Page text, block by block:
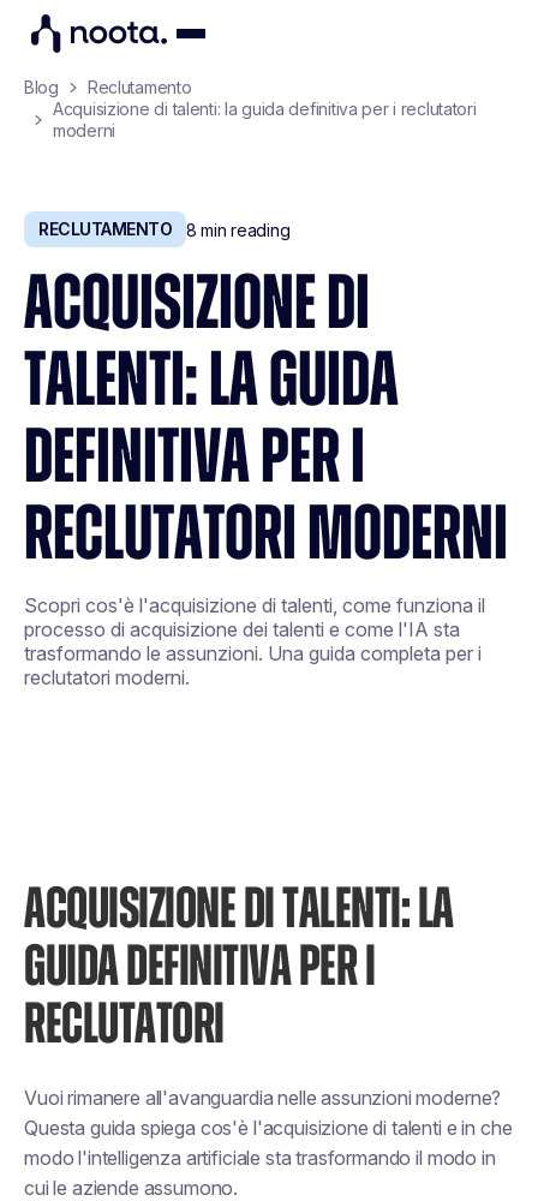
Blog
Reclutamento
Acquisizione di talenti: la guida definitiva per i reclutatori
moderni
RECLUTAMENTO 8 min reading
ACQUISIZIONE DI
TALENTI: LA GUIDA
DEFINITIVA PER I
RECLUTATORI MODERNI
Scopri cos'è l'acquisizione di talenti, come funziona il
processo di acquisizione dei talenti e come l'IA sta
trasformando le assunzioni. Una guida completa per i
reclutatori moderni.
ACQUISIZIONE DI TALENTI: LA
GUIDA DEFINITIVA PER I
RECLUTATORI
Vuoi rimanere all'avanguardia nelle assunzioni moderne?
Questa guida spiega cos'è l'acquisizione di talenti e in che
modo l'intelligenza artificiale sta trasformando il modo in
cui le aziende assumono.